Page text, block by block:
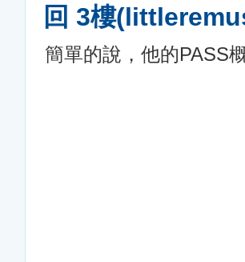
回 3樓
簡單的說，他的PASS